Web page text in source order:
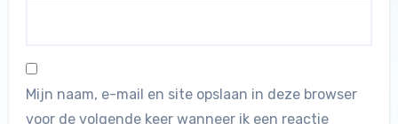
Mijn naam, e-mail en site opslaan in deze browser
voor de volgende keer wanneer ik een reactie